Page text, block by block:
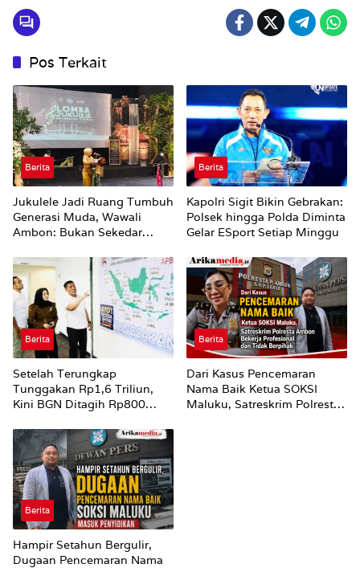
Pos Terkait
Berita
Jukulele Jadi Ruang Tumbuh
Generasi Muda, Wawali
Ambon: Bukan Sekedar
Berita
Kapolri Sigit Bikin Gebrakan:
Polsek hingga Polda Diminta
Gelar ESport Setiap Minggu
Berita
Setelah Terungkap
Tunggakan Rp1,6 Triliun,
Kini BGN Ditagih Rp800
yang Mangkrak
Berita
Dari Kasus Pencemaran
Nama Baik Ketua SOKSI
Maluku, Satreskrim Polresta
Berita
Hampir Setahun Bergulir,
Dugaan Pencemaran Nama